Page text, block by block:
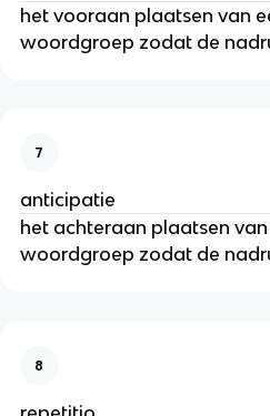
het vooraan plaatsen van
woordgroep zodat de
7
anticipatie
het achteraan plaatsen
woordgroep zodat de
8